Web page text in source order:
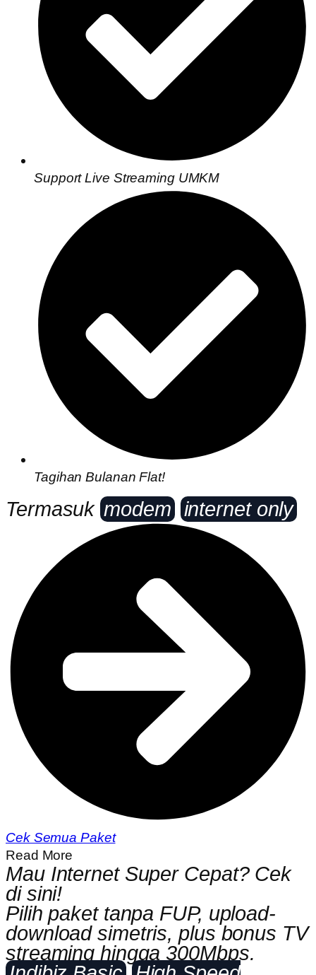
Support Live Streaming UMKM
Tagihan Bulanan Flat!
Termasukmodem internet only
Cek Semua Paket
Read More
Mau Internet Super Cepat? Cek
di sini!
Pilih paket tanpa FUP, upload-
download simetris, plus bonus TV
streaming hingga 300Mbps.